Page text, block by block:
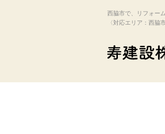
西脇市で、リフォー
〈対応エリア：西脇